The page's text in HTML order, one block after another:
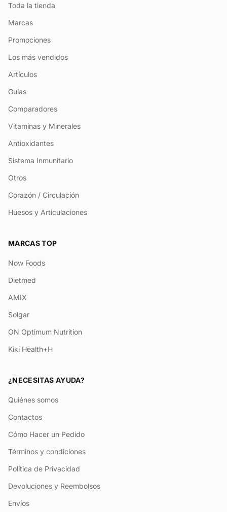
Toda la tienda
Marcas
Promociones
Los más vendidos
Artículos
Guías
Comparadores
Vitaminas y Minerales
Antioxidantes
Sistema Inmunitario
Otros
Corazón / Circulación
Huesos y Articulaciones
MARCAS TOP
Now Foods
Dietmed
AMIX
Solgar
ON Optimum Nutrition
Kiki Health+H
¿NECESITAS AYUDA?
Quiénes somos
Contactos
Cómo Hacer un Pedido
Términos y condiciones
Política de Privacidad
Devoluciones y Reembolsos
Envíos